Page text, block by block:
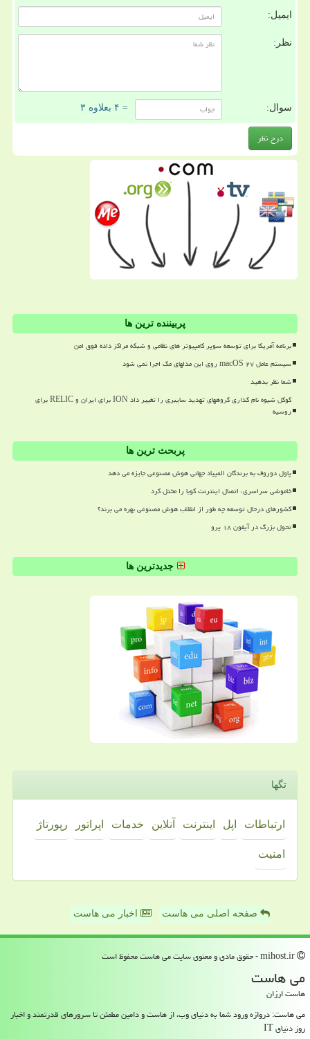
ایمیل:
نظر:
سوال: = ۴ بعلاوه ۳
پربیننده ترین ها
برنامه آمریکا برای توسعه سوپر کامپیوتر های نظامی و شبکه مراکز داده فوق امن
سیستم عامل macOS ۲۷ روی این مدلهای مک اجرا نمی شود
شما نظر بدهید
گوگل شیوه نام گذاری گروههای تهدید سایبری را تغییر داد ION برای ایران و RELIC برای
روسیه
پربحث ترین ها
پاول دوروف به برندگان المپیاد جهانی هوش مصنوعی جایزه می دهد
خاموشی سراسری، اتصال اینترنت کوبا را مختل کرد
کشورهای درحال توسعه چه طور از انقلاب هوش مصنوعی بهره می برند؟
تحول بزرگ در آیفون ۱۸ پرو
جدیدترین ها
تگها
ارتباطات اپل اینترنت آنلاین خدمات اپراتور رپورتاژ
امنیت
صفحه اصلی می هاست اخبار می هاست
می هاست
هاست ارزان
می هاست: دروازه ورود شما به دنیای وب، از هاست و دامین مطمئن تا سرورهای قدرتمند و اخبار
روز دنیای IT